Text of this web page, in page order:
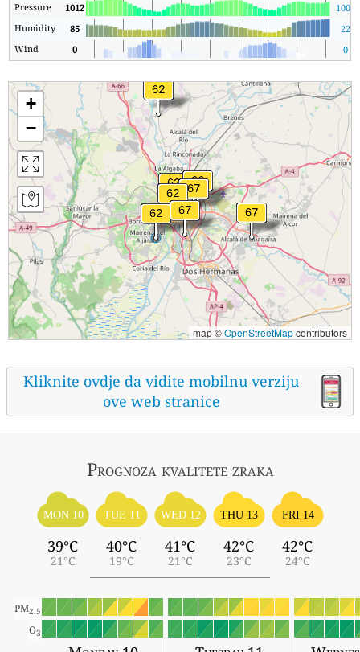
Pressure
1012 1009
Humidity
85
22
Wind
0 0
+
−
map ©OpenStreetMapcontributors
Kliknite ovdje da vidite mobilnu verziju
ove web stranice
Prognoza kvalitete zraka
MON 10
39°C
21°C
TUE 11
40°C
19°C
WED 12
41°C
21°C
THU 13
42°C
23°C
FRI 14
42°C
24°C
PM2.5
O3